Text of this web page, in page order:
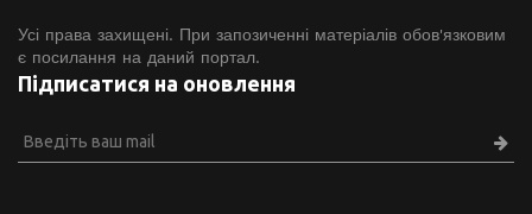
Усі права захищені. При запозиченні матеріалів обов'язковим
є посилання на даний портал.
Підписатися на оновлення